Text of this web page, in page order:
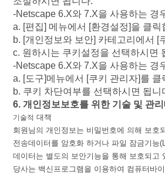
-Netscape 6.X와 7.X을 사용하는 경
a. [편집] 메뉴에서 [환경설정]을 클릭
b. [개인정보와 보안] 카테고리에서 [
c. 원하시는 쿠키설정을 선택하시면
-Netscape 6.X와 7.X을 사용하는 경
a. [도구]메뉴에서 [쿠키 관리자]를 클
b. 쿠키 차단여부를 선택하시면 됩니
6.개인정보보호를 위한 기술 및 관
기술적 대책
회원님의 개인정보는 비밀번호에 의해 보호
전송데이터를 암호화 하거나 파일 잠금기능
데이터는 별도의 보안기능을 통해 보호되고
당사는 백신프로그램을 이용하여 컴퓨터바